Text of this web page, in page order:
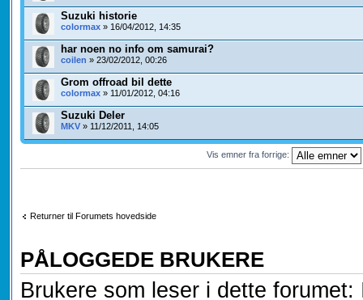
Suzuki historie
colormax» 16/04/2012, 14:35
har noen no info om samurai?
coilen » 23/02/2012, 00:26
Grom offroad bil dette
colormax» 11/01/2012, 04:16
Suzuki Deler
MKV» 11/12/2011, 14:05
Vis emner fra forrige:
Returner til Forumets hovedside
PÅLOGGEDE BRUKERE
Brukere som leser i dette